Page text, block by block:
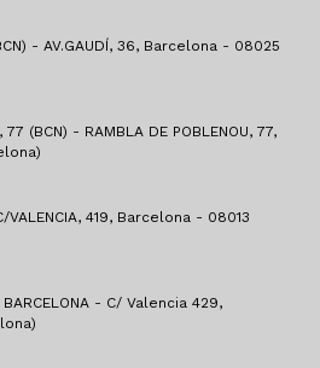
- AV.GAUDÍ, 36, Barcelona - 08025
77 (BCN) - RAMBLA DE POBLENOU, 77,
VALENCIA, 419, Barcelona - 08013
- C/ Valencia 429,